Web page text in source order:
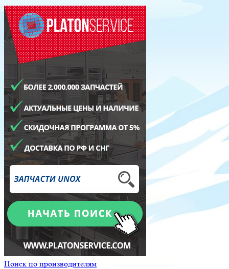
Поиск по производителям